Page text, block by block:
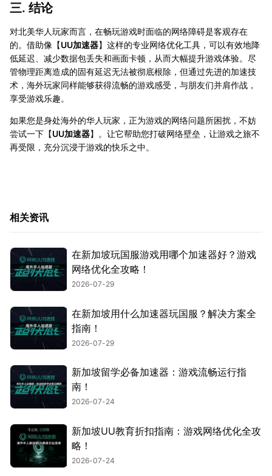
三. 结论
对北美华人玩家而言，在畅玩游戏时面临的网络障碍是客观存在
的。借助像【UU加速器】这样的专业网络优化工具，可以有效地降
低延迟、减少数据包丢失和画面卡顿，从而大幅提升游戏体验。尽
管物理距离造成的固有延迟无法被彻底根除，但通过先进的加速技
术，海外玩家同样能够获得流畅的游戏感受，与朋友们并肩作战，
享受游戏乐趣。
如果您是身处海外的华人玩家，正为游戏的网络问题所困扰，不妨
尝试一下【UU加速器】。让它帮助您打破网络壁垒，让游戏之旅不
再受限，充分沉浸于游戏的快乐之中。
相关资讯
在新加坡玩国服游戏用哪个加速器好？游戏
网络优化全攻略！
2026-07-29
在新加坡用什么加速器玩国服？解决方案全
指南！
2026-07-29
新加坡留学必备加速器：游戏流畅运行指
南！
2026-07-24
新加坡UU教育折扣指南：游戏网络优化全攻
略！
2026-07-24